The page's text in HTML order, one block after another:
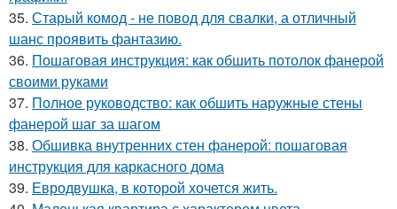
35. Старый комод - не повод для свалки, а отличный
шанс проявить фантазию.
36. Пошаговая инструкция: как обшить потолок фанерой
своими руками
37. Полное руководство: как обшить наружные стены
фанерой шаг за шагом
38. Обшивка внутренних стен фанерой: пошаговая
инструкция для каркасного дома
39. Евродвушка, в которой хочется жить.